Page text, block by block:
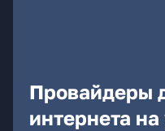
Провайдеры
интернета